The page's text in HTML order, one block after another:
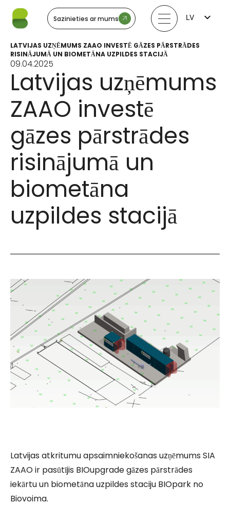
Sazinieties ar mums
LV
LT
NO
LATVIJAS UZŅĒMUMS ZAAO INVESTĒ GĀZES PĀRSTRĀDES
RISINĀJUMĀ UN BIOMETĀNA UZPILDES STACIJĀ
09.04.2025
Latvijas uzņēmums
ZAAO investē
gāzes pārstrādes
risinājumā un
biometāna
uzpildes stacijā
Latvijas atkritumu apsaimniekošanas uzņēmums SIA
ZAAO ir pasūtījis BIOupgrade gāzes pārstrādes
iekārtu un biometāna uzpildes staciju BIOpark no
Biovoima.